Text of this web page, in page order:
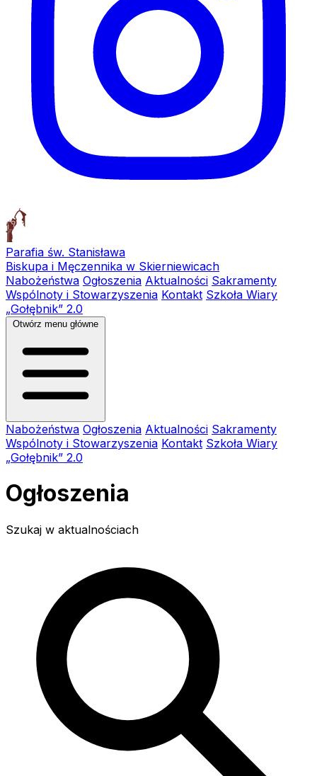
Parafia św. Stanisława
Biskupa i Męczennika w Skierniewicach
Nabożeństwa Ogłoszenia Aktualności Sakramenty
Wspólnoty i Stowarzyszenia Kontakt Szkoła Wiary
„Gołębnik” 2.0
Otwórz menu główne
Nabożeństwa Ogłoszenia Aktualności Sakramenty
Wspólnoty i Stowarzyszenia Kontakt Szkoła Wiary
„Gołębnik” 2.0
Ogłoszenia
Szukaj w aktualnościach